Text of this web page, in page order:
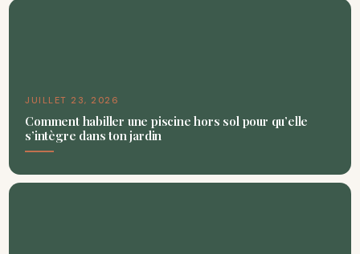
JUILLET 23, 2026
Comment habiller une piscine hors sol pour qu’elle
s’intègre dans ton jardin